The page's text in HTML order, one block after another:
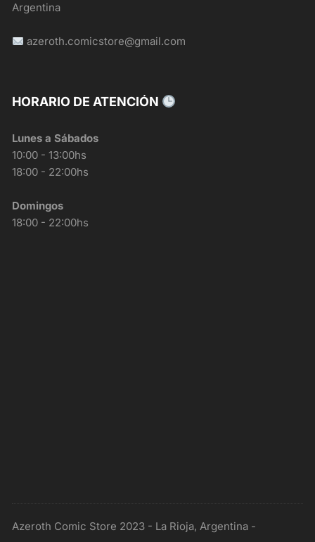
Argentina
azeroth.comicstore@gmail.com
HORARIO DE ATENCIÓN
Lunes a Sábados
10:00 - 13:00hs
18:00 - 22:00hs
Domingos
18:00 - 22:00hs
Azeroth Comic Store 2023 - La Rioja, Argentina -